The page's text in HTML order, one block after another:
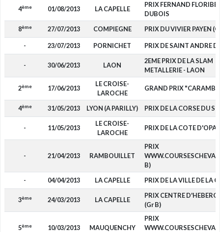
4ème 01/08/2013 LA CAPELLE
PRIX FERNAND
DUBOIS
8ème 27/07/2013 COMPIEGNE PRIX DU VIVIER PAYEN
- 23/07/2013 PORNICHET PRIX DE SAINT ANDRE
- 30/06/2013 LAON
2EME PRIX DE LA SLAM
METALLERIE - LAON
2ème 17/06/2013
LE CROISE-
LAROCHE
GRAND PRIX
4ème 31/05/2013 LYON (A PARILLY) PRIX DE LA CORSE DU
- 11/05/2013
LE CROISE-
LAROCHE
PRIX DE LA COTE
- 21/04/2013 RAMBOUILLET
PRIX
B)
-
04/04/2013 LA CAPELLE PRIX DE LA VILLE DE LA
3ème 24/03/2013 LA CAPELLE
PRIX CENTRE
(Gr B)
5ème 10/03/2013 MAUQUENCHY
PRIX